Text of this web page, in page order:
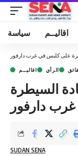
سياسة اقاليــم
على كلبس في غرب دارفور
اقاليــم الرأي
السيطرة
دارفور
SUDAN SENA